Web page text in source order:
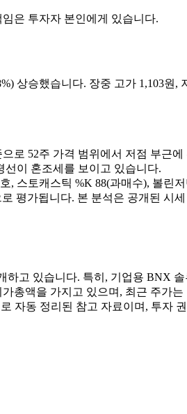
은 투자자 본인에게 있습니다.
상승했습니다. 장중 고가 1,103원,
로 52주 가격 범위에서 저점 부근
선이 혼조세를 보이고 있습니다.
, 스토캐스틱 %K 88(과매수), 볼린
평가됩니다. 본 분석은 공개된 시
고 있습니다. 특히, 기업용 BNX
액을 가지고 있으며, 최근 주가
자동 정리된 참고 자료이며, 투자